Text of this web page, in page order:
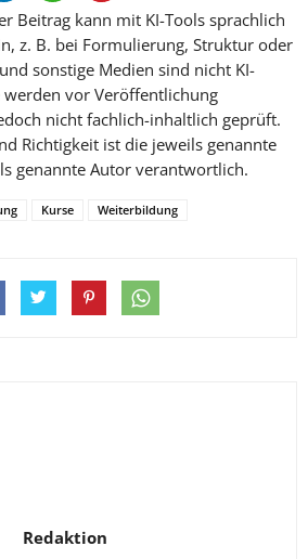
Beitrag kann mit KI-Tools sprachlich
z. B. bei Formulierung, Struktur oder
sonstige Medien sind nicht KI-
vor Veröffentlichung
nicht fachlich-inhaltlich geprüft.
Richtigkeit ist die jeweils genannte
genannte Autor verantwortlich.
Kurse Weiterbildung
Redaktion